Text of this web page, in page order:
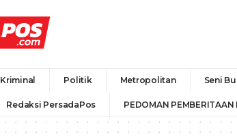
Kriminal Politik Metropolitan Seni
Redaksi PersadaPos PEDOMAN PEMBERITAAN